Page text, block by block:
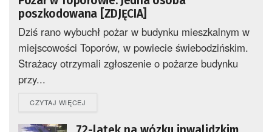
poszkodowana [ZDJĘCIA]
Dziś rano wybuchł pożar w budynku mieszkalnym w
miejscowości Toporów, w powiecie świebodzińskim.
Strażacy otrzymali zgłoszenie o pożarze budynku
przy...
CZYTAJ WIĘCEJ